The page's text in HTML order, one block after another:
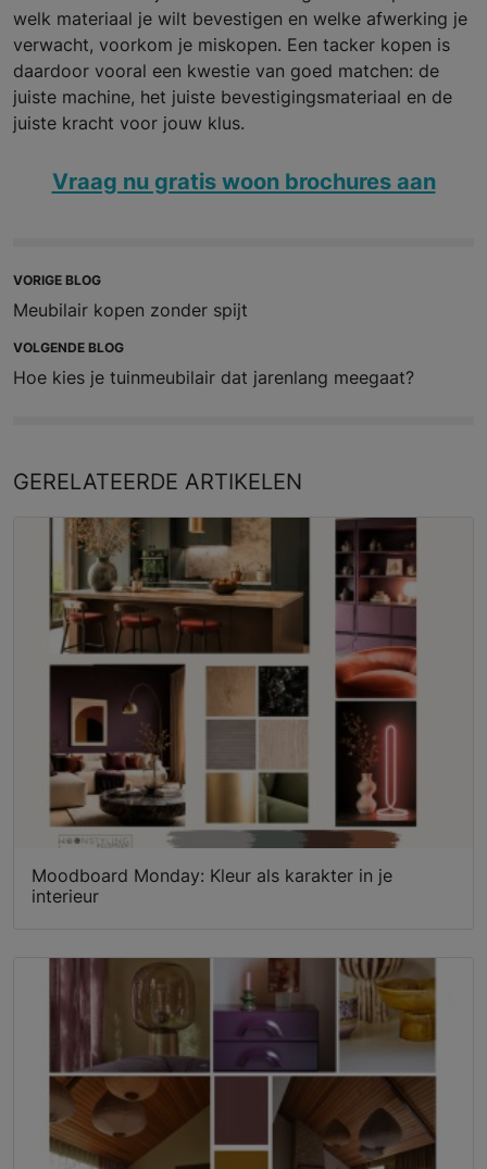
welk materiaal je wilt bevestigen en welke afwerking je
verwacht, voorkom je miskopen. Een tacker kopen is
daardoor vooral een kwestie van goed matchen: de
juiste machine, het juiste bevestigingsmateriaal en de
juiste kracht voor jouw klus.
Vraag nu gratis woon brochures aan
VORIGE BLOG
Meubilair kopen zonder spijt
VOLGENDE BLOG
Hoe kies je tuinmeubilair dat jarenlang meegaat?
GERELATEERDE ARTIKELEN
Moodboard Monday: Kleur als karakter in je
interieur